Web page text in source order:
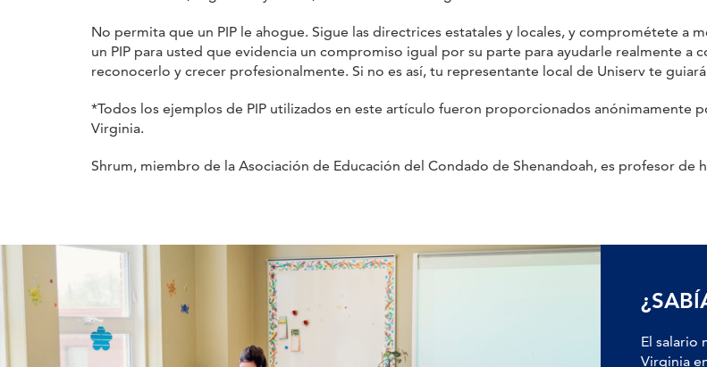
No permita que un PIP le ahogue. Sigue las directrices estatales y locales, y comprométete a
un PIP para usted que evidencia un compromiso igual por su parte para ayudarle realmente a
reconocerlo y crecer profesionalmente. Si no es así, tu representante local de Uniserv te
*Todos los ejemplos de PIP utilizados en este artículo fueron proporcionados anónimamente
Virginia.
Shrum, miembro de la Asociación de Educación del Condado de Shenandoah, es profesor
El salario
Virginia